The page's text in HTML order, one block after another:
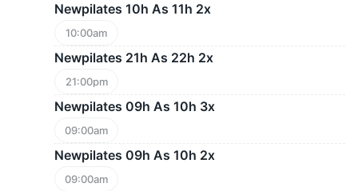
Newpilates 10h As 11h 2x
10:00am
Newpilates 21h As 22h 2x
21:00pm
Newpilates 09h As 10h 3x
09:00am
Newpilates 09h As 10h 2x
09:00am